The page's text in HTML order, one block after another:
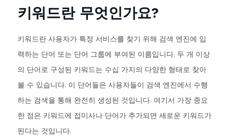
키워드란 무엇인가요?
키워드란 사용자가 특정 서비스를 찾기 위해 검색 엔진에 입
력하는 단어 또는 단어 그룹에 부여된 이름입니다. 두 개 이상
의 단어로 구성된 키워드는 수십 가지의 다양한 형태로 찾아
볼 수 있습니다. 이 단어들은 사용자들이 검색 엔진에서 수행
하는 검색을 통해 완전히 생성된 것입니다. 여기서 가장 중요
한 점은 키워드에 접미사나 단어가 추가되면 새로운 키워드가
된다는 것입니다.